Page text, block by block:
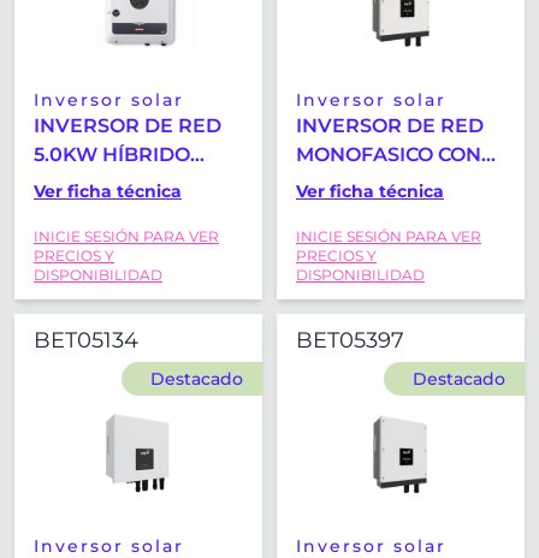
Inversor solar
INVERSOR DE RED
5.0KW HÍBRIDO
FRONIUS SYMO
Ver ficha técnica
INICIE SESIÓN PARA VER
PRECIOS Y
DISPONIBILIDAD
Inversor solar
INVERSOR DE RED
MONOFASICO CON
WIFI Y CT HIBRIDO
Ver ficha técnica
INICIE SESIÓN PARA VER
PRECIOS Y
DISPONIBILIDAD
BET05134
Destacado
Inversor solar
BET05397
Destacado
Inversor solar